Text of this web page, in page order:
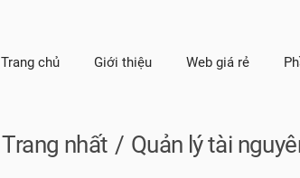
Trang chủ Giới thiệu Web giá rẻ
Trang nhất Quản lý tài